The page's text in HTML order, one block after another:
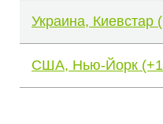
Украина, Киевстар
США, Нью-Йорк